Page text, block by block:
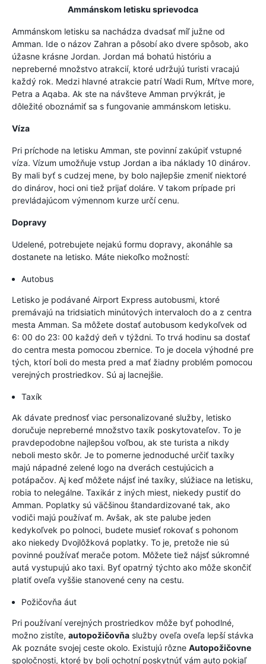
Ammánskom letisku sprievodca
Ammánskom letisku sa nachádza dvadsať míľ južne od
Amman. Ide o názov Zahran a pôsobí ako dvere spôsob, ako
úžasne krásne Jordan. Jordan má bohatú históriu a
nepreberné množstvo atrakcií, ktoré udržujú turisti vracajú
každý rok. Medzi hlavné atrakcie patrí Wadi Rum, Mŕtve more,
Petra a Aqaba. Ak ste na návšteve Amman prvýkrát, je
dôležité oboznámiť sa s fungovanie ammánskom letisku.
Víza
Pri príchode na letisku Amman, ste povinní zakúpiť vstupné
víza. Vízum umožňuje vstup Jordan a iba náklady 10 dinárov.
By mali byť s cudzej mene, by bolo najlepšie zmeniť niektoré
do dinárov, hoci oni tiež prijať doláre. V takom prípade pri
prevládajúcom výmennom kurze určí cenu.
Dopravy
Udelené, potrebujete nejakú formu dopravy, akonáhle sa
dostanete na letisko. Máte niekoľko možností:
Autobus
Letisko je podávané Airport Express autobusmi, ktoré
premávajú na tridsiatich minútových intervaloch do a z centra
mesta Amman. Sa môžete dostať autobusom kedykoľvek od
6: 00 do 23: 00 každý deň v týždni. To trvá hodinu sa dostať
do centra mesta pomocou zbernice. To je docela výhodné pre
tých, ktorí boli do mesta pred a mať žiadny problém pomocou
verejných prostriedkov. Sú aj lacnejšie.
Taxík
Ak dávate prednosť viac personalizované služby, letisko
doručuje nepreberné množstvo taxík poskytovateľov. To je
pravdepodobne najlepšou voľbou, ak ste turista a nikdy
neboli mesto skôr. Je to pomerne jednoduché určiť taxíky
majú nápadné zelené logo na dverách cestujúcich a
potápačov. Aj keď môžete nájsť iné taxíky, slúžiace na letisku,
robia to nelegálne. Taxikár z iných miest, niekedy pustiť do
Amman. Poplatky sú väčšinou štandardizované tak, ako
vodiči majú používať m. Avšak, ak ste palube jeden
kedykoľvek po polnoci, budete musieť rokovať s pohonom
ako niekedy Dvojlôžková poplatky. To je, pretože nie sú
povinné používať merače potom. Môžete tiež nájsť súkromné
autá vystupujú ako taxi. Byť opatrný týchto ako môže skončiť
platiť oveľa vyššie stanovené ceny na cestu.
Požičovňa áut
Pri používaní verejných prostriedkov môže byť pohodlné,
možno zistíte, autopožičovňa služby oveľa oveľa lepší stávka
Ak poznáte svojej ceste okolo. Existujú rôzne Autopožičovne
spoločnosti, ktoré by boli ochotní poskytnúť vám auto pokiaľ